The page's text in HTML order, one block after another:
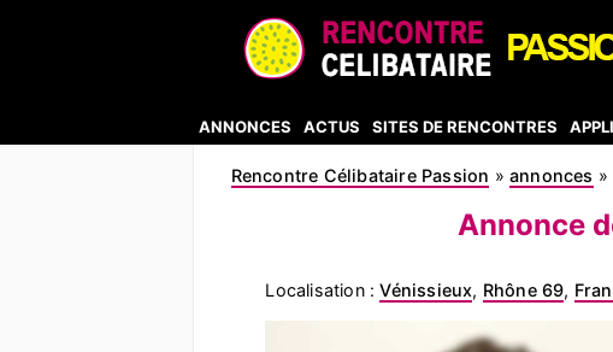
ANNONCES ACTUS SITES DE RENCONTRES
Rencontre Célibataire Passion »annonces »
Annonce
Localisation :Vénissieux, Rhône 69,